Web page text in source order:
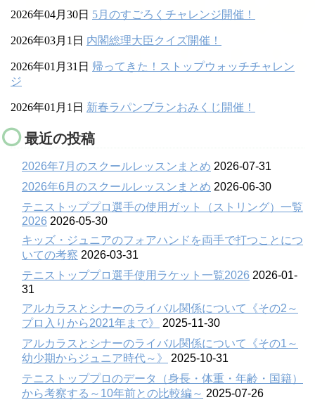
2026年04月30日 5月のすごろくチャレンジ開催！
2026年03月1日 内閣総理大臣クイズ開催！
2026年01月31日 帰ってきた！ストップウォッチチャレン
ジ
2026年01月1日 新春ラパンブランおみくじ開催！
最近の投稿
2026年7月のスクールレッスンまとめ 2026-07-31
2026年6月のスクールレッスンまとめ 2026-06-30
テニストッププロ選手の使用ガット（ストリング）一覧
2026 2026-05-30
キッズ・ジュニアのフォアハンドを両手で打つことにつ
いての考察 2026-03-31
テニストッププロ選手使用ラケット一覧2026 2026-01-
31
アルカラスとシナーのライバル関係について《その2～
プロ入りから2021年まで》
2025-11-30
アルカラスとシナーのライバル関係について《その1～
幼少期からジュニア時代～》
2025-10-31
テニストッププロのデータ（身長・体重・年齢・国籍）
から考察する～10年前との比較編～ 2025-07-26